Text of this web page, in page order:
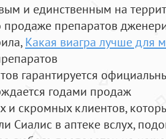
и единственным на
продаже препаратов
, Какая виагра лучше для
гарантируется
годами продаж
и скромных клиентов,
Сиалис в аптеке вслух,